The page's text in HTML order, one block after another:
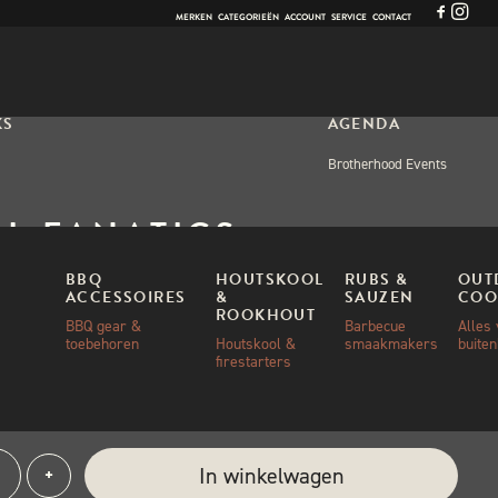
MERKEN CATEGORIEËN ACCOUNT SERVICE CONTACT
BBQ
ACCESSOIRES
BBQ gear &
toebehoren
HOUTSKOOL
&
ROOKHOUT
Houtskool &
firestarters
RUBS &
SAUZEN
Barbecue
smaakmakers
Alles
AGENDA
Brotherhood Events
FANATICS
SPRAY BOTTLE
+ In winkelwagen